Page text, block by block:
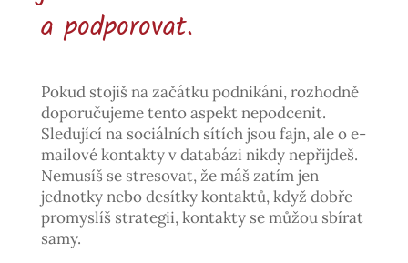
a podporovat.
Pokud stojíš na začátku podnikání, rozhodně
doporučujeme tento aspekt nepodcenit.
Sledující na sociálních sítích jsou fajn, ale o e-
mailové kontakty v databázi nikdy nepřijdeš.
Nemusíš se stresovat, že máš zatím jen
jednotky nebo desítky kontaktů, když dobře
promyslíš strategii, kontakty se můžou sbírat
samy.